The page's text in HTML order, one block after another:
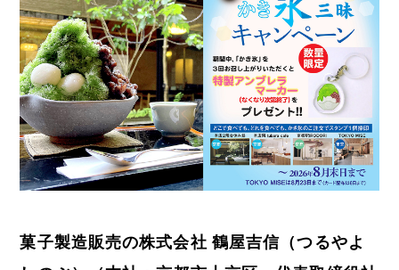
菓子製造販売の株式会社 鶴屋吉信（つるやよ